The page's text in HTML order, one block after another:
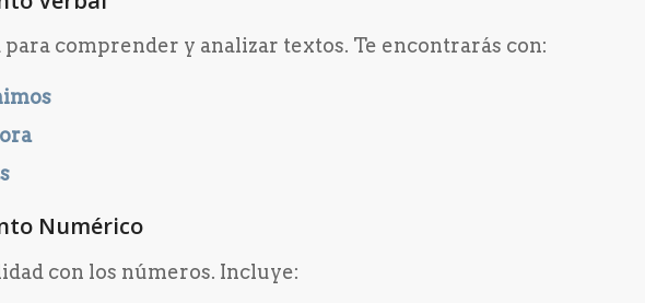
para comprender y analizar textos. Te encontrarás con:
Numérico
con los números. Incluye: